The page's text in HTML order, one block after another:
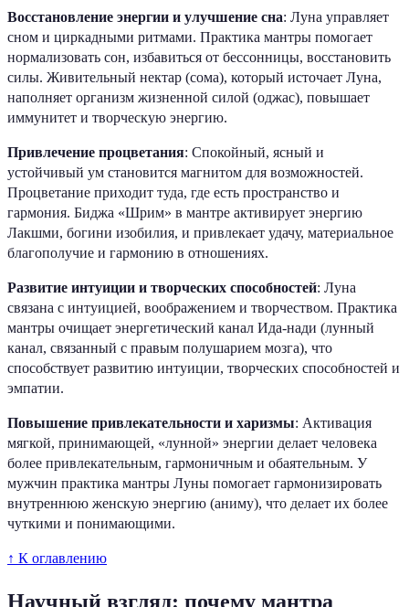
Восстановление энергии и улучшение сна: Луна управляет
сном и циркадными ритмами. Практика мантры помогает
нормализовать сон, избавиться от бессонницы, восстановить
силы. Живительный нектар (сома), который источает Луна,
наполняет организм жизненной силой (оджас), повышает
иммунитет и творческую энергию.
Привлечение процветания: Спокойный, ясный и
устойчивый ум становится магнитом для возможностей.
Процветание приходит туда, где есть пространство и
гармония. Биджа «Шрим» в мантре активирует энергию
Лакшми, богини изобилия, и привлекает удачу, материальное
благополучие и гармонию в отношениях.
Развитие интуиции и творческих способностей: Луна
связана с интуицией, воображением и творчеством. Практика
мантры очищает энергетический канал Ида-нади (лунный
канал, связанный с правым полушарием мозга), что
способствует развитию интуиции, творческих способностей и
эмпатии.
Повышение привлекательности и харизмы: Активация
мягкой, принимающей, «лунной» энергии делает человека
более привлекательным, гармоничным и обаятельным. У
мужчин практика мантры Луны помогает гармонизировать
внутреннюю женскую энергию (аниму), что делает их более
чуткими и понимающими.
↑ К оглавлению
Научный взгляд: почему мантра